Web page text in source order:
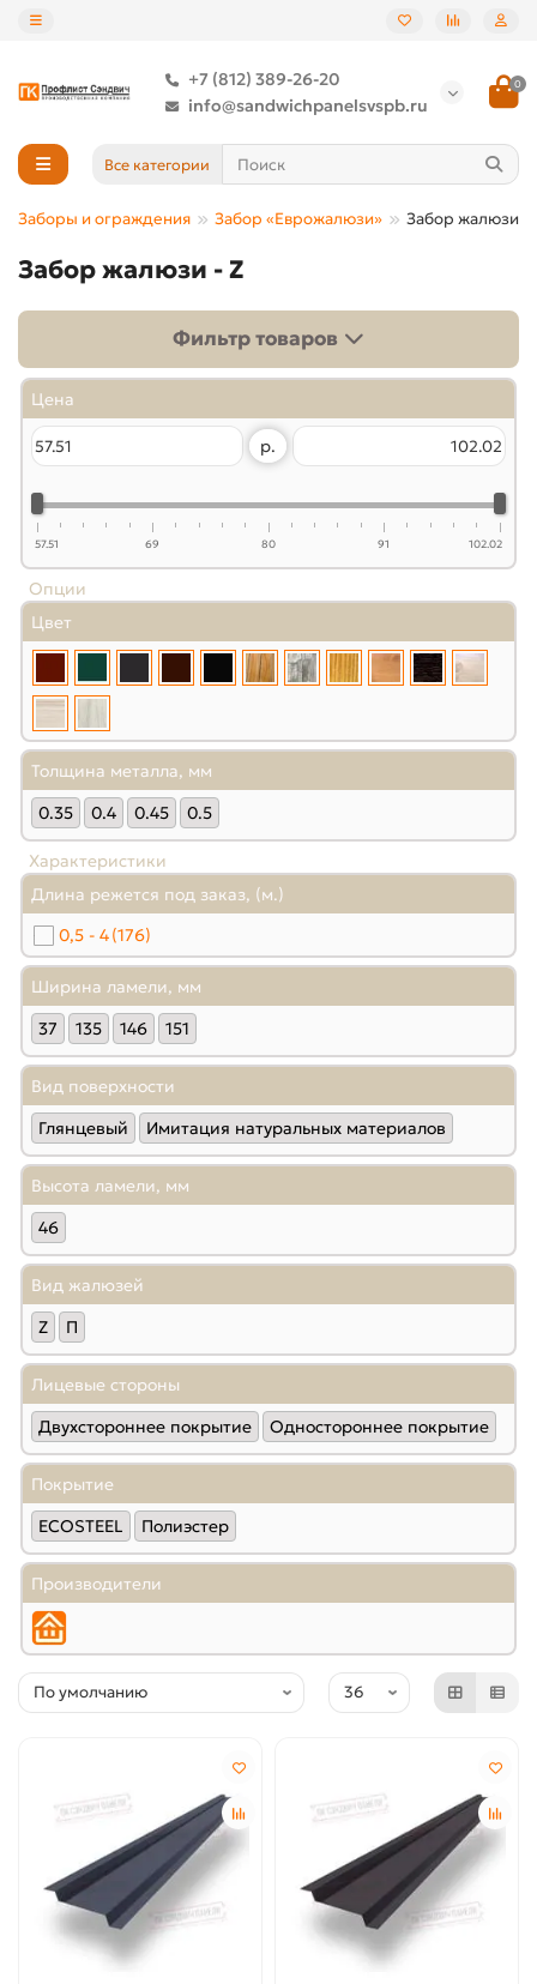
+7 (812) 389-26-20
info@sandwichpanelsvspb.ru
0
Все категории
Заборы и ограждения Забор «Еврожалюзи» Забор жалюзи -
Забор жалюзи - Z
Фильтр товаров
Цена
р.
57.51 69 80 91 102.02
Опции
Цвет
Толщина металла, мм
0.35
0.4 0.45 0.5
Характеристики
Длина режется под заказ, (м.)
0,5 - 4(176)
Ширина ламели, мм
37
135 146 151
Вид поверхности
Глянцевый
Имитация натуральных материалов
Высота ламели, мм
46
Вид жалюзей
Z
П
Лицевые стороны
Двухстороннее покрытие
Одностороннее покрытие
Покрытие
ECOSTEEL
Полиэстер
Производители